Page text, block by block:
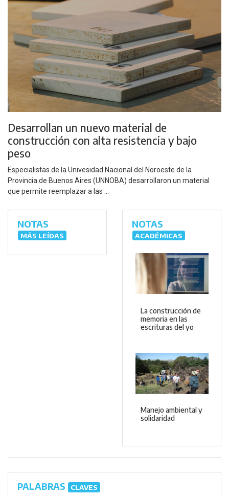
Desarrollan un nuevo material de
construcción con alta resistencia y bajo
peso
Especialistas de la Univesidad Nacional del Noroeste de la
Provincia de Buenos Aires (UNNOBA) desarrollaron un material
que permite reemplazar a las ...
NOTAS
MÁS LEÍDAS
NOTAS
ACADÉMICAS
La construcción de
memoria en las
escrituras del yo
Manejo ambiental y
solidaridad
PALABRAS CLAVES